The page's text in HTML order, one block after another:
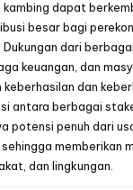
dapat
besar bagi
dari
keuangan, dan
keberhasilan dan
antara berbagai
potensi penuh dari
memberikan
dan lingkungan.